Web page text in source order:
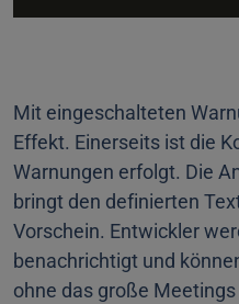
Mit eingeschalteten
Effekt. Einerseits ist die
Warnungen erfolgt. Die
bringt den definierten
Vorschein. Entwickler
benachrichtigt und
ohne das große